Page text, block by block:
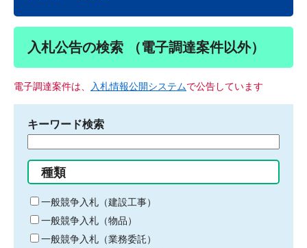
入札公告の検索 （電子調達案件以外）
電子調達案件は、 入札情報公開システムで公告しています
キーワード検索
る
キ
ー
ワ
ー
種類
一般競争入札（建設工事）
一般競争入札（物品）
一般競争入札（業務委託）